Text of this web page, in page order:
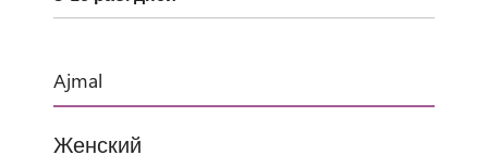
Ajmal
Женский